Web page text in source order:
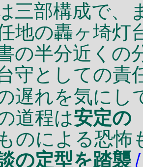
三部構成で、
地の轟ヶ埼灯
の半分近くの
守としての
遅れを気にし
道程は安定の
のによる恐怖
の定型を踏襲